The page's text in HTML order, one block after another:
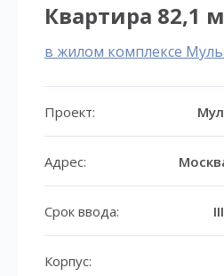
Квартира 82,1
в жилом комплексе
Проект:
Адрес:
Срок ввода:
Корпус: